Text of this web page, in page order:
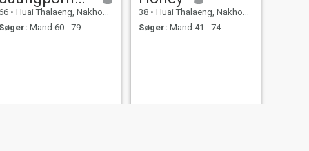
• Huai Thalaeng, Nakhon Ratchasima, Thailand
Søger: Mand 60 - 79
38 • Huai Thalaeng, Nakhon Ratchasima, Thailand
Søger: Mand 41 - 74